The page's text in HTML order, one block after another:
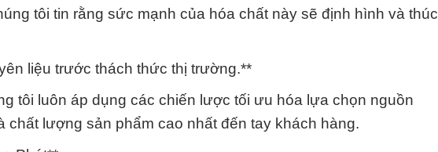
tôi tin rằng sức mạnh của hóa chất này sẽ định hình và thúc
liệu trước thách thức thị trường.**
tôi luôn áp dụng các chiến lược tối ưu hóa lựa chọn nguồn
chất lượng sản phẩm cao nhất đến tay khách hàng.